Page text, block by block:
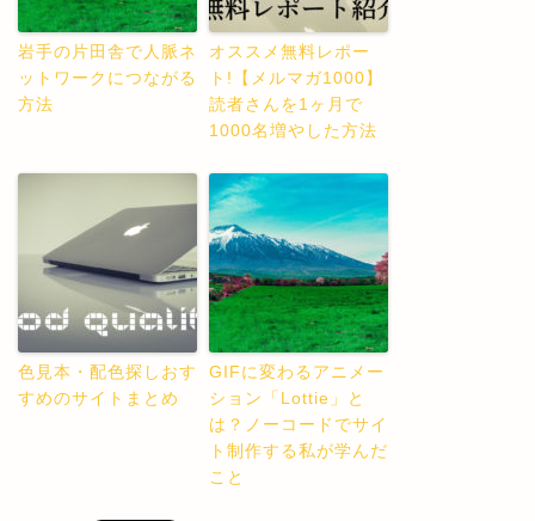
岩手の片田舎で人脈ネ
ットワークにつながる
方法
オススメ無料レポー
ト!【メルマガ1000】
読者さんを1ヶ月で
1000名増やした方法
色見本・配色探しおす
すめのサイトまとめ
GIFに変わるアニメー
ション「Lottie」と
は？ノーコードでサイ
ト制作する私が学んだ
こと